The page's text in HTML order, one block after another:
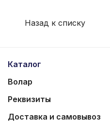
Назад к списку
Каталог
Волар
Реквизиты
Доставка и самовывоз